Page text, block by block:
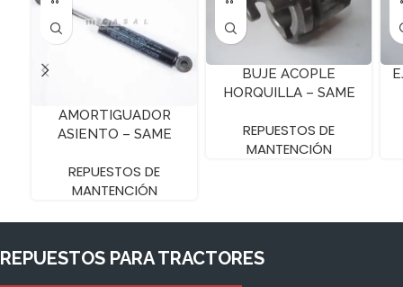
AMORTIGUADOR
ASIENTO – SAME
REPUESTOS DE
MANTENCIÓN
BUJE ACOPLE
HORQUILLA – SAME
REPUESTOS DE
MANTENCIÓN
REPUESTOS PARA TRACTORES